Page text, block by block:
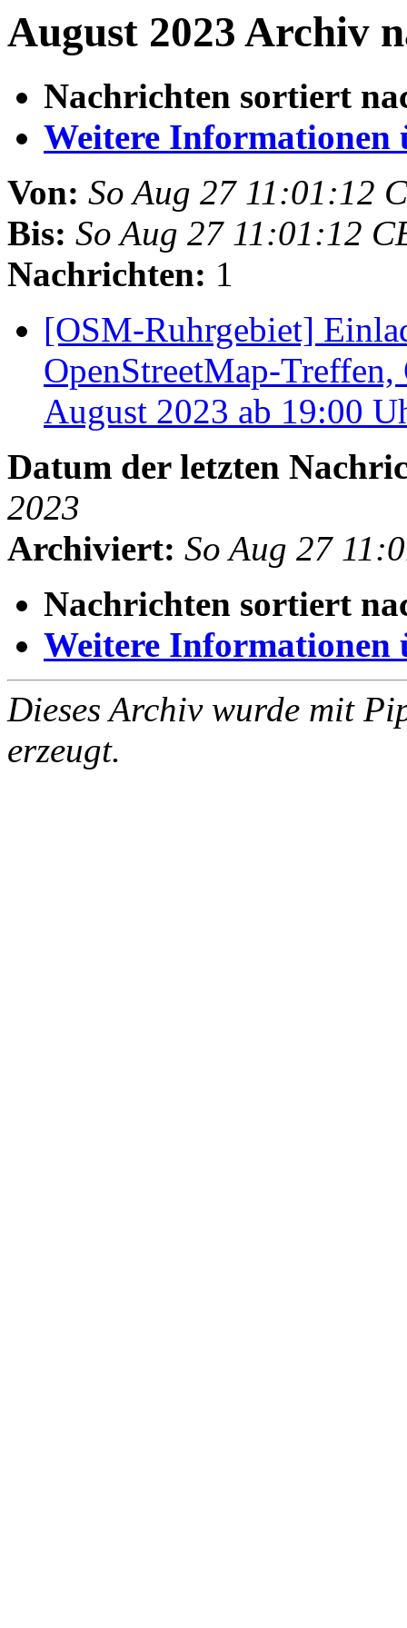
August 2023 Archiv
Nachrichten sortiert
Weitere Informationen
Von: So Aug 27 11:01:12
Bis: So Aug 27 11:01:12
Nachrichten: 1
[OSM-Ruhrgebiet]
OpenStreetMap-
August 2023 ab 19:00
Datum der letzten
2023
Archiviert: So Aug 27
Nachrichten sortiert
Weitere Informationen
Dieses Archiv wurde mit
erzeugt.